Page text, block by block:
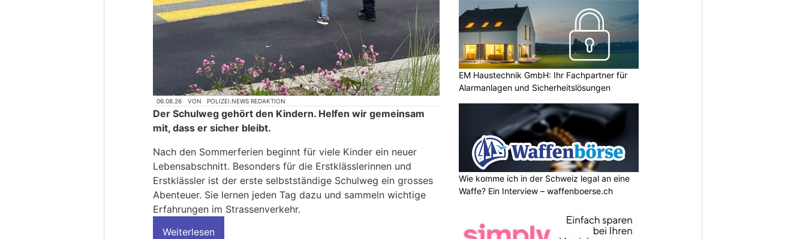
06.08.26 VON POLIZEI.NEWS REDAKTION
Der Schulweg gehört den Kindern. Helfen wir gemeinsam
mit, dass er sicher bleibt.
Nach den Sommerferien beginnt für viele Kinder ein neuer
Lebensabschnitt. Besonders für die Erstklässlerinnen und
Erstklässler ist der erste selbstständige Schulweg ein grosses
Abenteuer. Sie lernen jeden Tag dazu und sammeln wichtige
Erfahrungen im Strassenverkehr.
Weiterlesen
EM Haustechnik GmbH: Ihr Fachpartner für
Alarmanlagen und Sicherheitslösungen
Wie komme ich in der Schweiz legal an eine
Waffe? Ein Interview – waffenboerse.ch